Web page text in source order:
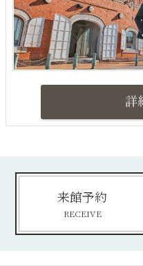
来館予約
RECEIVE